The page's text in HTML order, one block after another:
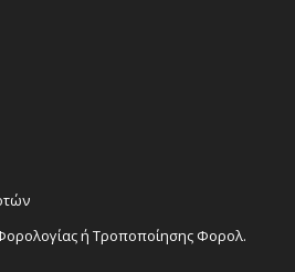
ή Τροποποίησης Φορολ.